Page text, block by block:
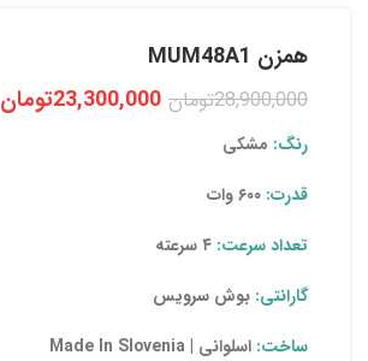
همزن MUM48A1
28,900,000تومان 23,300,000تومان
رنگ: مشکی
قدرت:
تعداد سرعت:
گارانتی: بوش سرویس
ساخت: اسلوانی | Made In Slovenia